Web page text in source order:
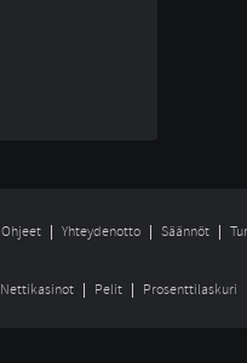
Ohjeet Yhteydenotto Säännöt
Nettikasinot Pelit Prosenttilaskuri